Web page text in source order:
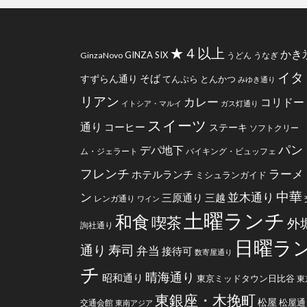
GinzaNovo GINZA SIX ★４以上 うどん うなぎ かき
すずらん通り そばてんぷら とんかつ みゆき通り イタ
リアン イトシア・マルイ カレー ガス灯通り コリドー
通り コーヒー スイーツ ステーキ ソフトクリー
ム・ジェラート デパ地下 バイキング・ビュッフェ パン
フレンチ ホテルランチ ミシュランガイド ラーメ
ン レンガ通り ワイン 三原通り 三越 並木通り 中華
詢社通り 和食喫茶 土曜ランチ 外
通り 寿司 弁当 接待可 数寄屋通り
日曜ラ
チ 昭和通り 晴海通り 東京ミッドタウン日比谷 東
交通会館 東南アジア 東銀座・木挽町松屋 松屋通